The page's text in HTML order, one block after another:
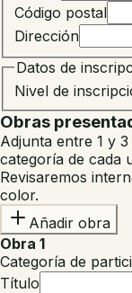
Código postal
Dirección
Datos de
Nivel de
Obras
Adjunta entre 1 y 3
categoría de cada
Revisaremos
color.
Añadir obra
Obra 1
Categoría de
Título